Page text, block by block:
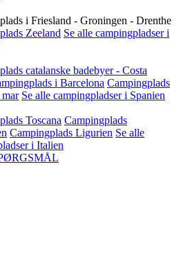
i Friesland - Groningen - Drenthe
Zeeland Se alle campingpladser i
catalanske badebyer - Costa
i Barcelona Campingplads
Se alle campingpladser i Spanien
Toscana Campingplads
Campingplads Ligurien Se alle
i Italien